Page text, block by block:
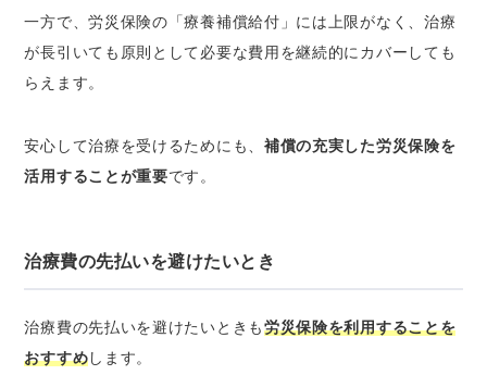
一方で、労災保険の「療養補償給付」には上限がなく、治療
が長引いても原則として必要な費用を継続的にカバーしても
らえます。
安心して治療を受けるためにも、 補償の充実した労災保険を
活用することが重要です。
治療費の先払いを避けたいとき
治療費の先払いを避けたいときも労災保険を利用することを
おすすめします。